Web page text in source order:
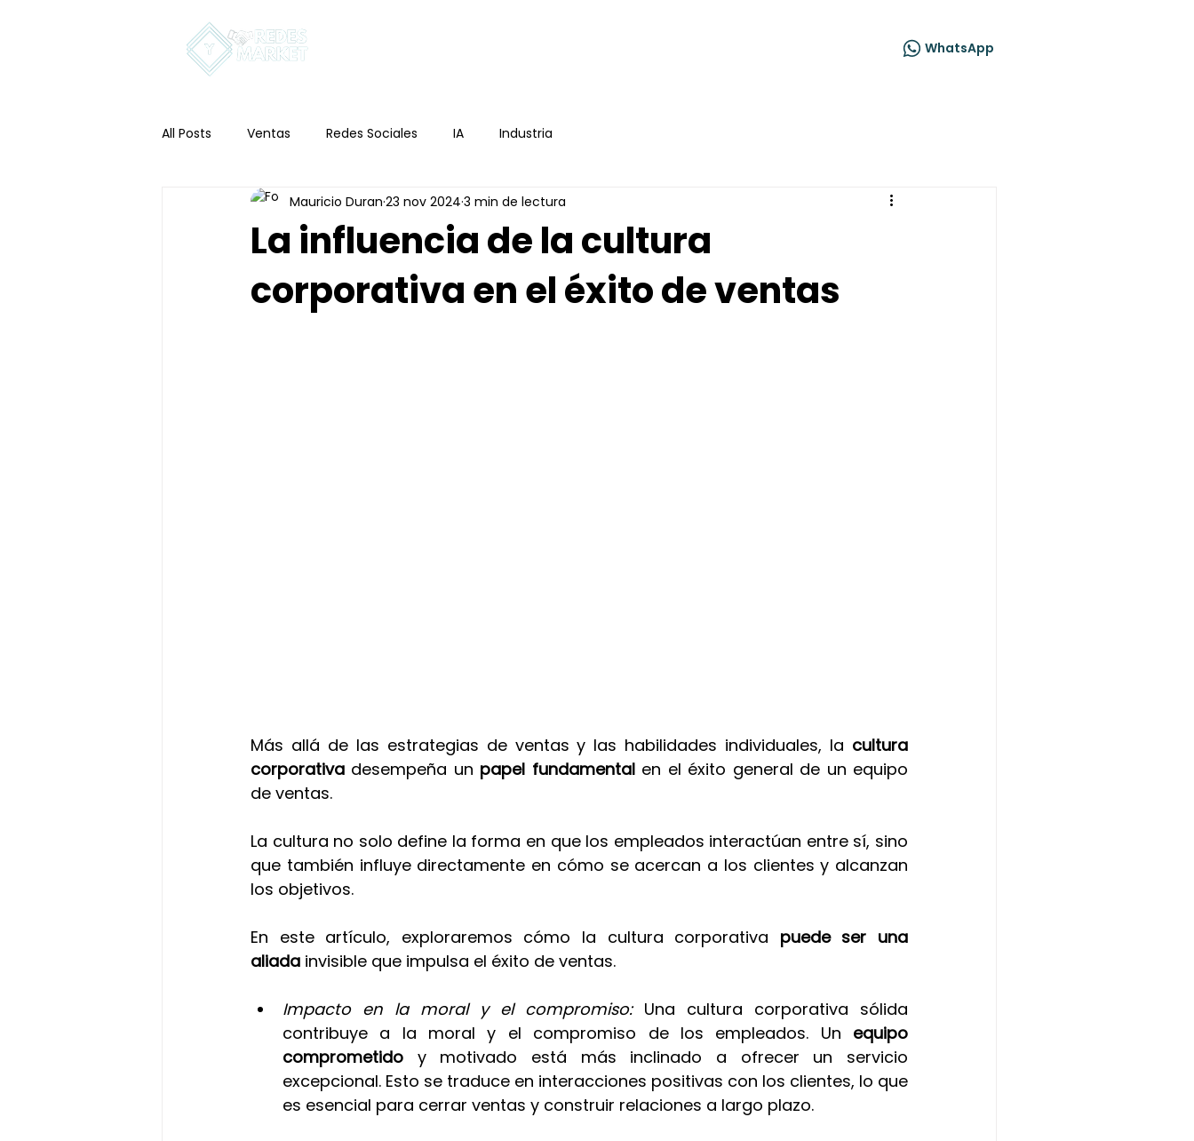
WhatsApp
All Posts Ventas Redes Sociales IA Industria
La influencia de la cultura
corporativa en el éxito de ventas
Mauricio Duran 23 nov 2024 3 min de lectura
Más allá de las estrategias de ventas y las habilidades individuales, la cultura
corporativa desempeña un papel fundamental en el éxito general de un equipo
de ventas.
La cultura no solo define la forma en que los empleados interactúan entre sí, sino
que también influye directamente en cómo se acercan a los clientes y alcanzan
los objetivos.
En este artículo, exploraremos cómo la cultura corporativa puede ser una
aliada invisible que impulsa el éxito de ventas.
Impacto en la moral y el compromiso: Una cultura corporativa sólida
contribuye a la moral y el compromiso de los empleados. Un equipo
comprometido y motivado está más inclinado a ofrecer un servicio
excepcional. Esto se traduce en interacciones positivas con los clientes, lo que
es esencial para cerrar ventas y construir relaciones a largo plazo.